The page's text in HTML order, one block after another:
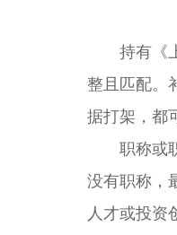
持有《上
整且匹配。
据打架，都
职称或职
没有职称，
人才或投资